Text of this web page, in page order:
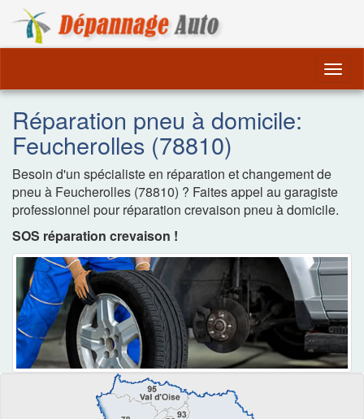
Réparation pneu à domicile:
Feucherolles (78810)
Besoin d'un spécialiste en réparation et changement de
pneu à Feucherolles (78810) ? Faites appel au garagiste
professionnel pour réparation crevaison pneu à domicile.
SOS réparation crevaison !